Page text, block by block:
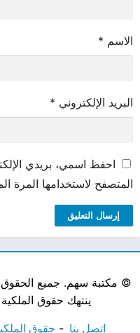
الاسم *
البريد الإلكتروني *
احفظ اسمي، بريدي
المتصفح لاستخدامها المرة
© مكتبة سهم. جميع
ينتهك حقوق الملكية
اتصل بنا حقوق